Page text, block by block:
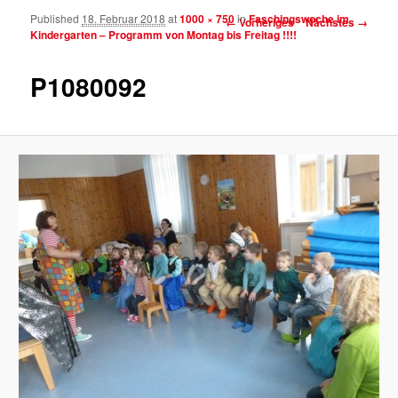
Bilder-Navigation
← Vorheriges Nächstes →
P1080092
Published 18. Februar 2018 at1000 × 750inFaschingswoche im
Kindergarten – Programm von Montag bis Freitag !!!!